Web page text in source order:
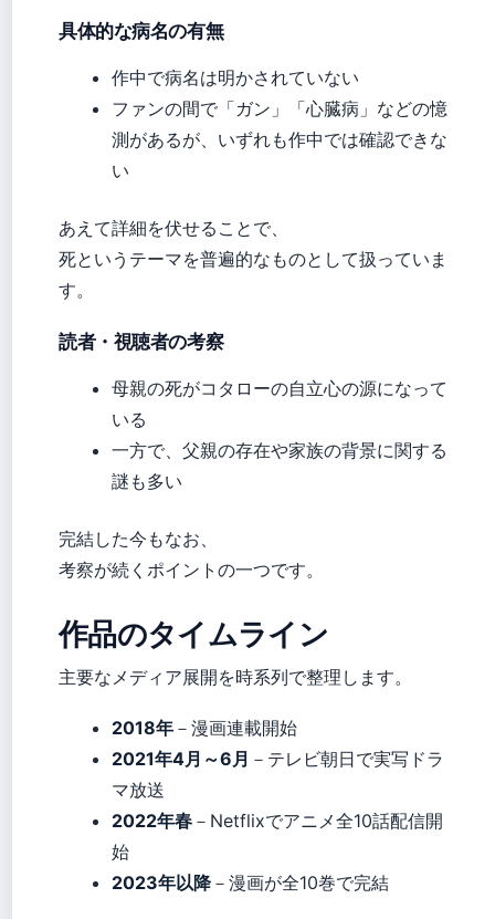
具体的な病名の有無
作中で病名は明かされていない
ファンの間で「ガン」「心臓病」などの憶
測があるが、いずれも作中では確認できな
い
あえて詳細を伏せることで、
死というテーマを普遍的なものとして扱っていま
す。
読者・視聴者の考察
母親の死がコタローの自立心の源になって
いる
一方で、父親の存在や家族の背景に関する
謎も多い
完結した今もなお、
考察が続くポイントの一つです。
作品のタイムライン
主要なメディア展開を時系列で整理します。
2018年 －漫画連載開始
2021年4月～6月 －テレビ朝日で実写ドラ
マ放送
2022年春 －Netflixでアニメ全10話配信開
始
2023年以降 －漫画が全10巻で完結